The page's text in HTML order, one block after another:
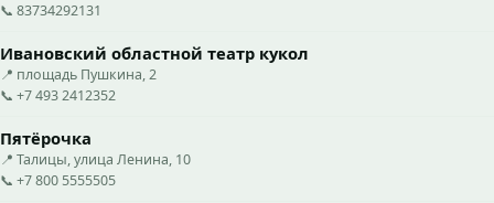
📞 83734292131
Ивановский областной театр кукол
📍 площадь Пушкина, 2
📞 +7 493 2412352
Пятёрочка
📍 Талицы, улица Ленина, 10
📞 +7 800 5555505